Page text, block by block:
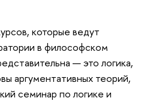
которые ведут
в философском
— это логика,
аргументативных теорий,
семинар по логике и